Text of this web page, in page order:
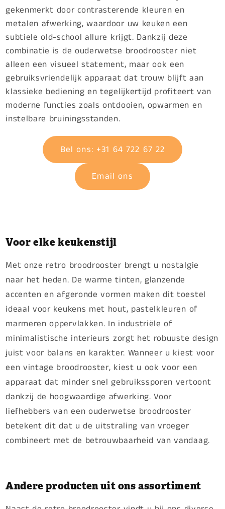
gekenmerkt door contrasterende kleuren en
metalen afwerking, waardoor uw keuken een
subtiele old-school allure krijgt. Dankzij deze
combinatie is de ouderwetse broodrooster niet
alleen een visueel statement, maar ook een
gebruiksvriendelijk apparaat dat trouw blijft aan
klassieke bediening en tegelijkertijd profiteert van
moderne functies zoals ontdooien, opwarmen en
instelbare bruiningsstanden.
Bel ons: +31 64 722 67 22
Email ons
Voor elke keukenstijl
Met onze retro broodrooster brengt u nostalgie
naar het heden. De warme tinten, glanzende
accenten en afgeronde vormen maken dit toestel
ideaal voor keukens met hout, pastelkleuren of
marmeren oppervlakken. In industriële of
minimalistische interieurs zorgt het robuuste design
juist voor balans en karakter. Wanneer u kiest voor
een vintage broodrooster, kiest u ook voor een
apparaat dat minder snel gebruikssporen vertoont
dankzij de hoogwaardige afwerking. Voor
liefhebbers van een ouderwetse broodrooster
betekent dit dat u de uitstraling van vroeger
combineert met de betrouwbaarheid van vandaag.
Andere producten uit ons assortiment